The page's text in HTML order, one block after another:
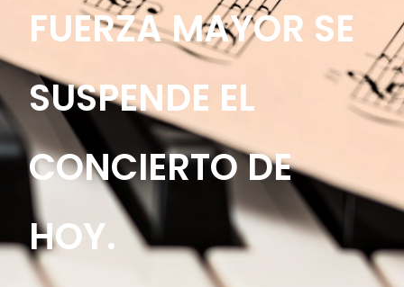
FUERZA MAYOR SE
SUSPENDE EL
CONCIERTO DE
HOY.